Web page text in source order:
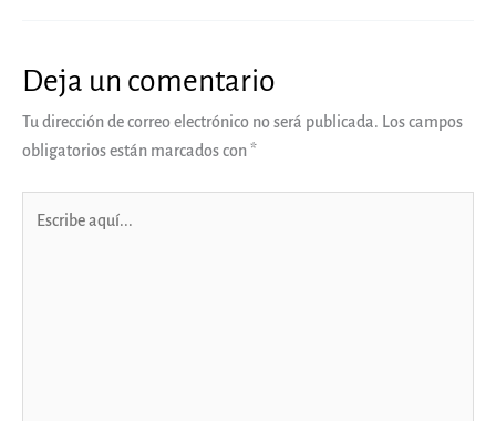
Deja un comentario
Tu dirección de correo electrónico no será publicada. Los campos
obligatorios están marcados con*